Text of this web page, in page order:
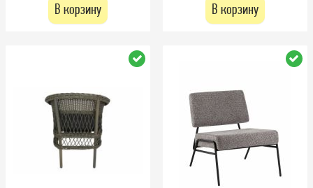
В корзину В корзину